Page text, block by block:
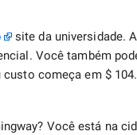
site da universidade.
Você também
começa em $
Você está na